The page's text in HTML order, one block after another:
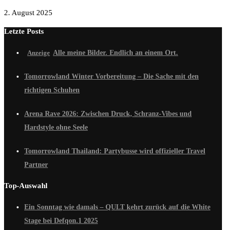
2. August 2025
Letzte Posts
Alle meine Bilder. Endlich an einem Ort.
Tomorrowland Winter Vorbereitung – Die Sache mit den
richtigen Schuhen
Arena Rave 2026: Zwischen Druck, Schranz-Vibes und
Hardstyle ohne Seele
Tomorrowland Thailand: Partybusse wird offizieller Travel
Partner
Top-Auswahl
Ein Sonntag wie damals – QULT kehrt zurück auf die White
Stage bei Defqon.1 2025